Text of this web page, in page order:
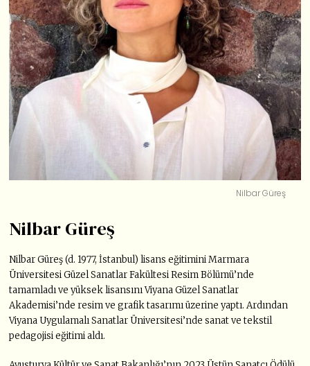
Nilbar Güreş
Nilbar Güreş
Nilbar Güreş (d. 1977, İstanbul) lisans eğitimini Marmara
Üniversitesi Güzel Sanatlar Fakültesi Resim Bölümü’nde
tamamladı ve yüksek lisansını Viyana Güzel Sanatlar
Akademisi’nde resim ve grafik tasarımı üzerine yaptı. Ardından
Viyana Uygulamalı Sanatlar Üniversitesi’nde sanat ve tekstil
pedagojisi eğitimi aldı.